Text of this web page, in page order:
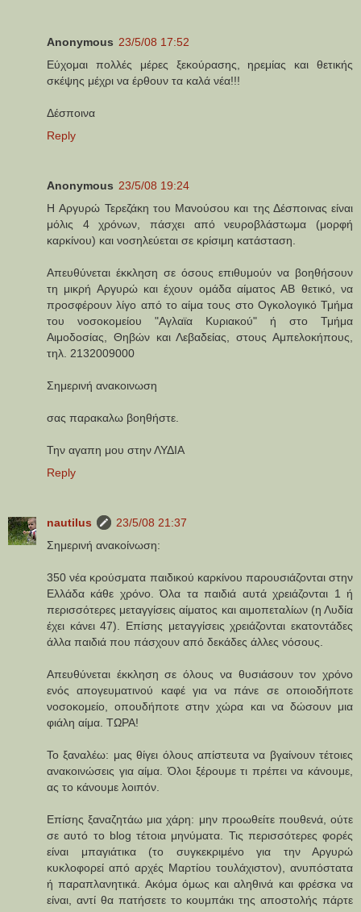
Anonymous 23/5/08 17:52
Εύχομαι πολλές μέρες ξεκούρασης, ηρεμίας και θετικής
σκέψης μέχρι να έρθουν τα καλά νέα!!!
Δέσποινα
Reply
Anonymous 23/5/08 19:24
H Αργυρώ Τερεζάκη του Μανούσου και της Δέσποινας είναι
μόλις 4 χρόνων, πάσχει από νευροβλάστωμα (μορφή
καρκίνου) και νοσηλεύεται σε κρίσιμη κατάσταση.
Απευθύνεται έκκληση σε όσους επιθυμούν να βοηθήσουν
τη μικρή Αργυρώ και έχουν ομάδα αίματος ΑΒ θετικό, να
προσφέρουν λίγο από το αίμα τους στο Ογκολογικό Τμήμα
του νοσοκομείου "Αγλαϊα Κυριακού" ή στο Τμήμα
Αιμοδοσίας, Θηβών και Λεβαδείας, στους Αμπελοκήπους,
τηλ. 2132009000
Σημερινή ανακοινωση
σας παρακαλω βοηθήστε.
Την αγαπη μου στην ΛΥΔΙΑ
Reply
nautilus
23/5/08 21:37
Σημερινή ανακοίνωση:
350 νέα κρούσματα παιδικού καρκίνου παρουσιάζονται στην
Ελλάδα κάθε χρόνο. Όλα τα παιδιά αυτά χρειάζονται 1 ή
περισσότερες μεταγγίσεις αίματος και αιμοπεταλίων (η Λυδία
έχει κάνει 47). Επίσης μεταγγίσεις χρειάζονται εκατοντάδες
άλλα παιδιά που πάσχουν από δεκάδες άλλες νόσους.
Απευθύνεται έκκληση σε όλους να θυσιάσουν τον χρόνο
ενός απογευματινού καφέ για να πάνε σε οποιοδήποτε
νοσοκομείο, οπουδήποτε στην χώρα και να δώσουν μια
φιάλη αίμα. ΤΩΡΑ!
Το ξαναλέω: μας θίγει όλους απίστευτα να βγαίνουν τέτοιες
ανακοινώσεις για αίμα. Όλοι ξέρουμε τι πρέπει να κάνουμε,
ας το κάνουμε λοιπόν.
Επίσης ξαναζητάω μια χάρη: μην προωθείτε πουθενά, ούτε
σε αυτό το blog τέτοια μηνύματα. Τις περισσότερες φορές
είναι μπαγιάτικα (το συγκεκριμένο για την Αργυρώ
κυκλοφορεί από αρχές Μαρτίου τουλάχιστον), ανυπόστατα
ή παραπλανητικά. Ακόμα όμως και αληθινά και φρέσκα να
είναι, αντί θα πατήσετε το κουμπάκι της αποστολής πάρτε